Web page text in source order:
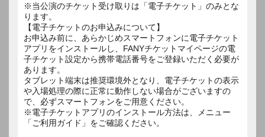
※当公演のチケット受け取りは「電子チケット」のみとな
ります。
【電子チケットのお申込みについて】
お申込み前に、あらかじめスマートフォンに電子チケット
アプリをインストールし、FANYチケットマイページの電
子チケット設定から携帯電話番号をご登録いただく必要が
あります。
タブレット端末は推奨環境外となり、電子チケットの表示
や入場処理の際に正常に動作しない場合がございますの
で、必ずスマートフォンをご用意ください。
※電子チケットアプリのインストール方法は、メニュー
「ご利用ガイド」をご確認ください。